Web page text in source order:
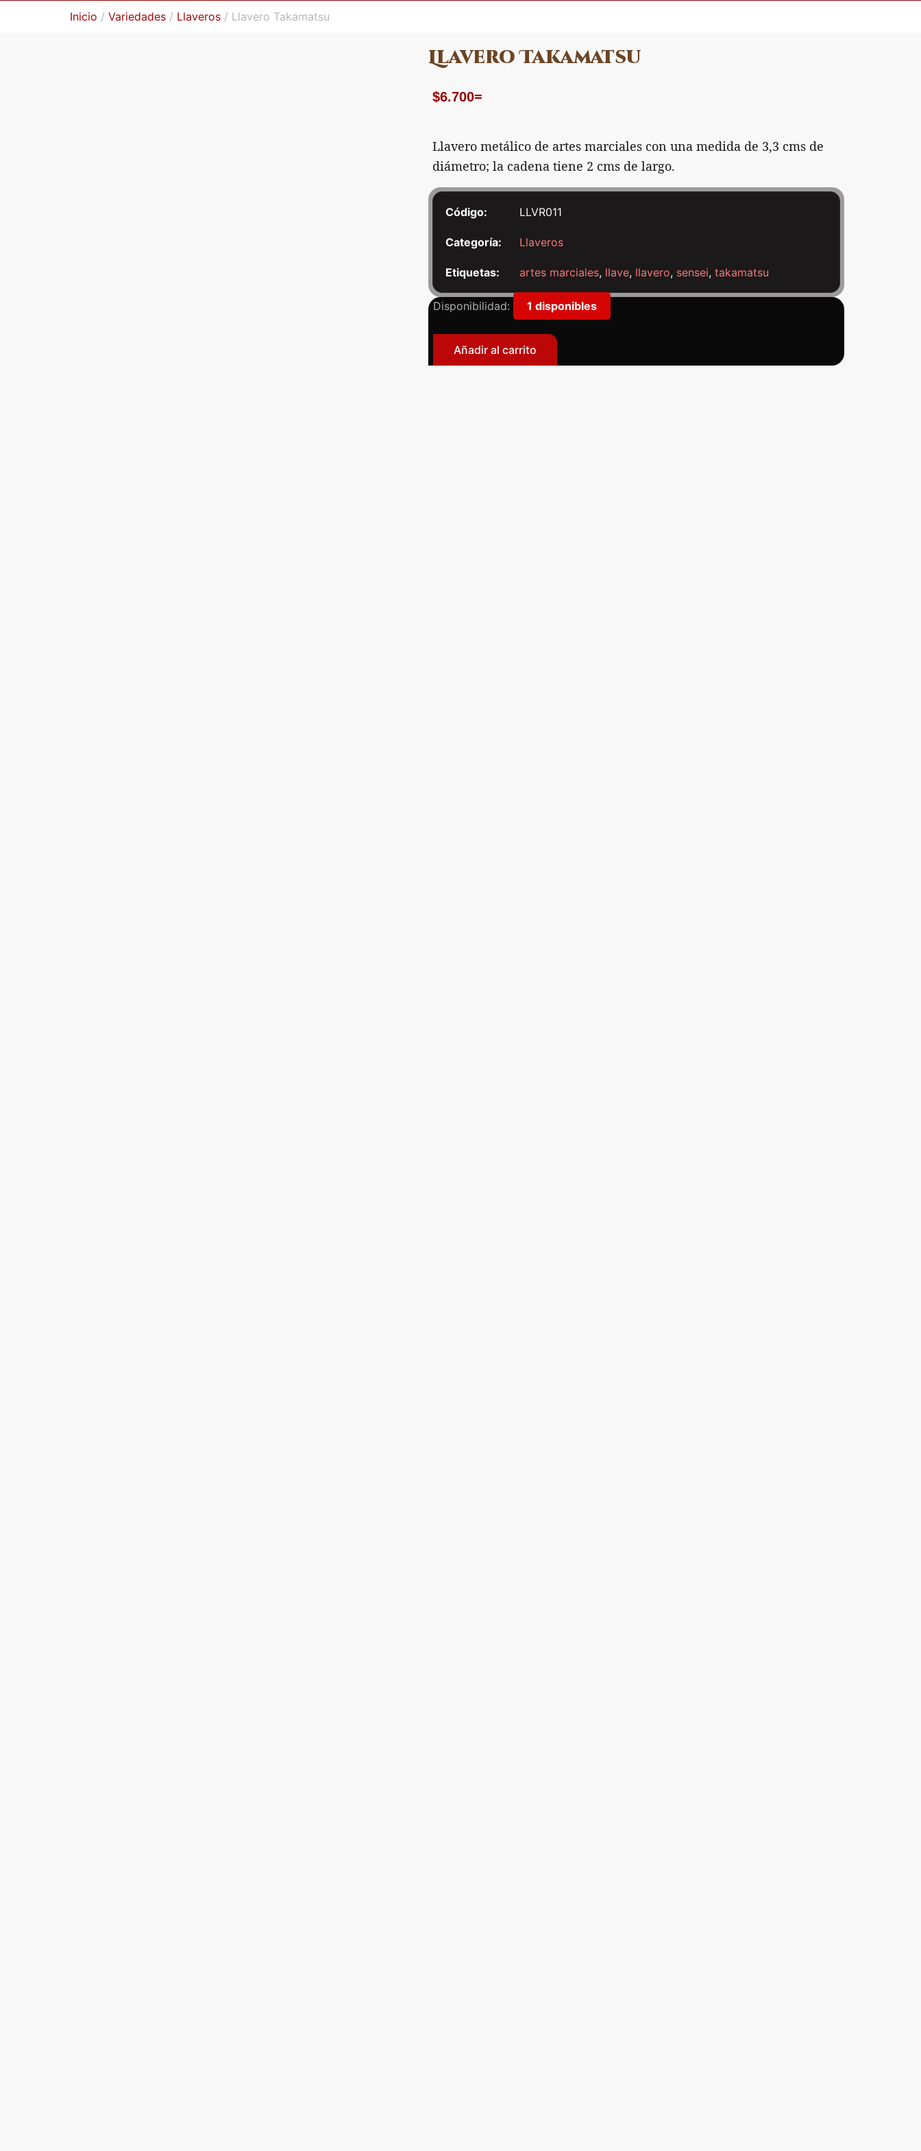
Inicio / Variedades / Llaveros / Llavero Takamatsu
Llavero Takamatsu
$6.700=
Llavero metálico de artes marciales con una medida de 3,3 cms de
diámetro; la cadena tiene 2 cms de largo.
Código: LLVR011
Categoría: Llaveros
Etiquetas: artes marciales, llave, llavero, sensei, takamatsu
Disponibilidad: 1 disponibles
Llavero
Takamatsu
Añadir al carrito